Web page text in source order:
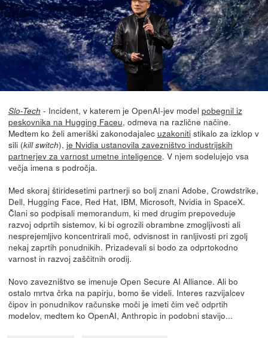
Slo-Tech - Incident, v katerem je OpenAI-jev model pobegnil iz
peskovnika na Hugging Faceu, odmeva na različne načine.
Medtem ko želi ameriški zakonodajalec uzakonitistikalo za izklop v
sili (kill switch), je Nvidia ustanovila zavezništvo industrijskih
partnerjev za varnost umetne inteligence. V njem sodelujejo vsa
večja imena s področja.
Med skoraj štiridesetimi partnerji so bolj znani Adobe, Crowdstrike,
Dell, Hugging Face, Red Hat, IBM, Microsoft, Nvidia in SpaceX.
Člani so podpisali memorandum, ki med drugim prepoveduje
razvoj odprtih sistemov, ki bi ogrozili obrambne zmogljivosti ali
nesprejemljivo koncentrirali moč, odvisnost in ranljivosti pri zgolj
nekaj zaprtih ponudnikih. Prizadevali si bodo za odprtokodno
varnost in razvoj zaščitnih orodij.
Novo zavezništvo se imenuje Open Secure AI Alliance. Ali bo
ostalo mrtva črka na papirju, bomo še videli. Interes razvijalcev
čipov in ponudnikov računske moči je imeti čim več odprtih
modelov, medtem ko OpenAI, Anthropic in podobni stavijo...